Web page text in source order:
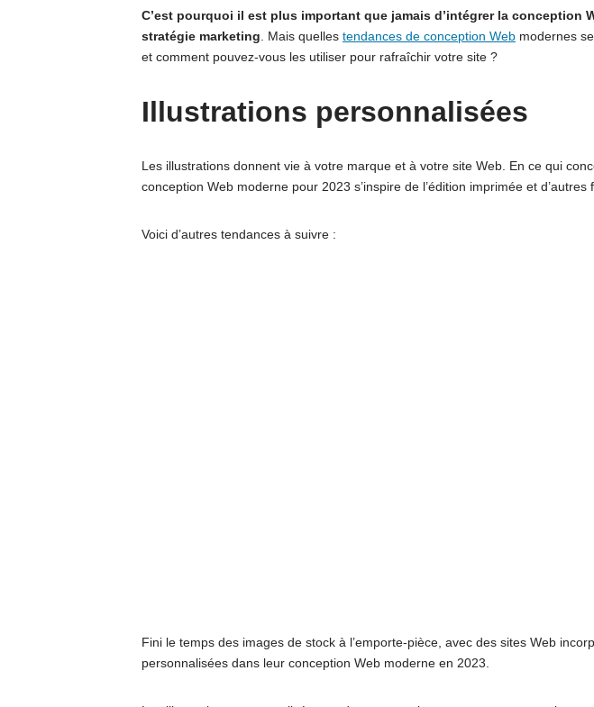
C’est pourquoi il est plus important que jamais d’intégrer la conception
stratégie marketing . Mais quelles tendances de conception Web modernes
et comment pouvez-vous les utiliser pour rafraîchir votre site ?
Illustrations personnalisées
Les illustrations donnent vie à votre marque et à votre site Web. En ce qui
conception Web moderne pour 2023 s’inspire de l’édition imprimée et d’autres
Voici d’autres tendances à suivre :
Fini le temps des images de stock à l’emporte-pièce, avec des sites Web
personnalisées dans leur conception Web moderne en 2023.